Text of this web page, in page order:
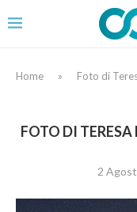
Home » Foto di
FOTO DI
2